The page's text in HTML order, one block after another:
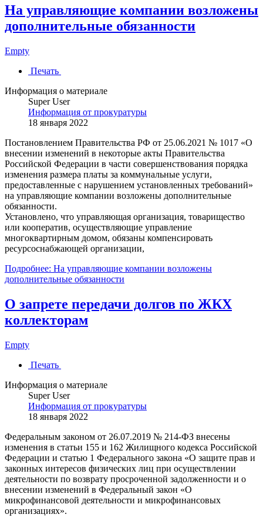
На управляющие компании возложены
дополнительные обязанности
Empty
Печать
Информация о материале
Super User
Информация от прокуратуры
18 января 2022
Постановлением Правительства РФ от 25.06.2021 № 1017 «О
внесении изменений в некоторые акты Правительства
Российской Федерации в части совершенствования порядка
изменения размера платы за коммунальные услуги,
предоставленные с нарушением установленных требований»
на управляющие компании возложены дополнительные
обязанности.
Установлено, что управляющая организация, товарищество
или кооператив, осуществляющие управление
многоквартирным домом, обязаны компенсировать
ресурсоснабжающей организации,
Подробнее: На управляющие компании возложены
дополнительные обязанности
О запрете передачи долгов по ЖКХ
коллекторам
Empty
Печать
Информация о материале
Super User
Информация от прокуратуры
18 января 2022
Федеральным законом от 26.07.2019 № 214-ФЗ внесены
изменения в статьи 155 и 162 Жилищного кодекса Российской
Федерации и статью 1 Федерального закона «О защите прав и
законных интересов физических лиц при осуществлении
деятельности по возврату просроченной задолженности и о
внесении изменений в Федеральный закон «О
микрофинансовой деятельности и микрофинансовых
организациях».